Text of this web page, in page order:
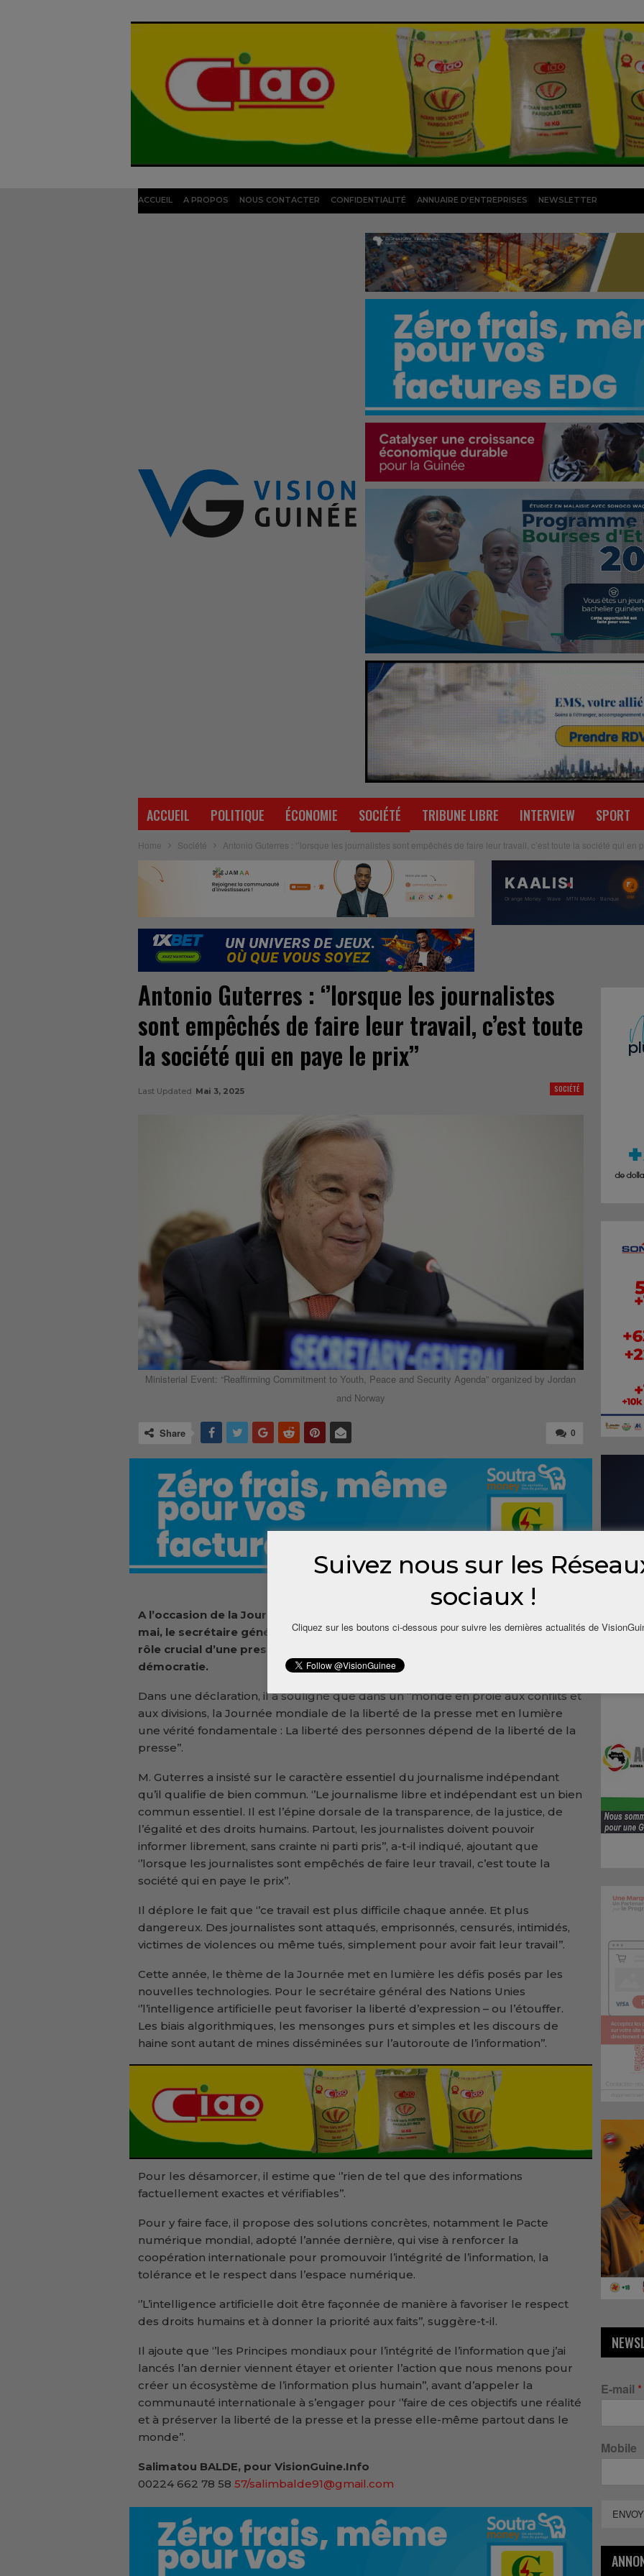
ACCUEIL A PROPOS NOUS CONTACTER CONFIDENTIALITÉ ANNUAIRE D’ENTREPRISES NEWSLETTER
ACCUEIL POLITIQUE ÉCONOMIE SOCIÉTÉ TRIBUNE LIBRE INTERVIEW SPORT
Home Société Antonio Guterres : ‘’lorsque les journalistes sont empêchés de faire leur travail, c’est toute la société qui en
Antonio Guterres : ‘’lorsque les journalistes
sont empêchés de faire leur travail, c’est toute
la société qui en paye le prix’’
SOCIÉTÉ
Last Updated Mai 3, 2025
Ministerial Event: “Reaffirming Commitment to Youth, Peace and Security Agenda” organized by Jordan
and Norway
0
Share
A l’occasion de la Journée mondiale de la liberté de la presse, célébrée ce 3
mai, le secrétaire général des Nations Unies, António Guterres, a rappelé le
rôle crucial d’une presse libre dans la défense des droits humains et de la
démocratie.
Dans une déclaration, il a souligné que dans un ‘’monde en proie aux conflits et
aux divisions, la Journée mondiale de la liberté de la presse met en lumière
une vérité fondamentale : La liberté des personnes dépend de la liberté de la
presse’’.
M. Guterres a insisté sur le caractère essentiel du journalisme indépendant
qu’il qualifie de bien commun. ‘’Le journalisme libre et indépendant est un bien
commun essentiel. Il est l’épine dorsale de la transparence, de la justice, de
l’égalité et des droits humains. Partout, les journalistes doivent pouvoir
informer librement, sans crainte ni parti pris’’, a-t-il indiqué, ajoutant que
‘’lorsque les journalistes sont empêchés de faire leur travail, c’est toute la
société qui en paye le prix’’.
Il déplore le fait que ‘’ce travail est plus difficile chaque année. Et plus
dangereux. Des journalistes sont attaqués, emprisonnés, censurés, intimidés,
victimes de violences ou même tués, simplement pour avoir fait leur travail’’.
Cette année, le thème de la Journée met en lumière les défis posés par les
nouvelles technologies. Pour le secrétaire général des Nations Unies
‘’l’intelligence artificielle peut favoriser la liberté d’expression – ou l’étouffer.
Les biais algorithmiques, les mensonges purs et simples et les discours de
haine sont autant de mines disséminées sur l’autoroute de l’information’’.
Pour les désamorcer, il estime que ‘’rien de tel que des informations
factuellement exactes et vérifiables’’.
Pour y faire face, il propose des solutions concrètes, notamment le Pacte
numérique mondial, adopté l’année dernière, qui vise à renforcer la
coopération internationale pour promouvoir l’intégrité de l’information, la
tolérance et le respect dans l’espace numérique.
‘’L’intelligence artificielle doit être façonnée de manière à favoriser le respect
des droits humains et à donner la priorité aux faits’’, suggère-t-il.
Il ajoute que ‘’les Principes mondiaux pour l’intégrité de l’information que j’ai
lancés l’an dernier viennent étayer et orienter l’action que nous menons pour
créer un écosystème de l’information plus humain’’, avant d’appeler la
communauté internationale à s’engager pour ‘’faire de ces objectifs une réalité
et à préserver la liberté de la presse et la presse elle-même partout dans le
monde’’.
Salimatou BALDE, pour VisionGuine.Info
00224 662 78 58 57/salimbalde91@gmail.com
E-mail *
Mobile
Suivez nous sur les
sociaux !
Cliquez sur les boutons ci-dessous pour suivre les dernières actualités de